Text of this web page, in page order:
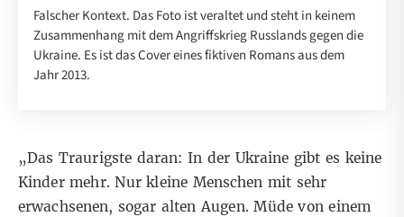
Falscher Kontext. Das Foto ist veraltet und steht in keinem
Zusammenhang mit dem Angriffskrieg Russlands gegen die
Ukraine. Es ist das Cover eines fiktiven Romans aus dem
Jahr 2013.
„Das Traurigste daran: In der Ukraine gibt es keine
Kinder mehr. Nur kleine Menschen mit sehr
erwachsenen, sogar alten Augen. Müde von einem